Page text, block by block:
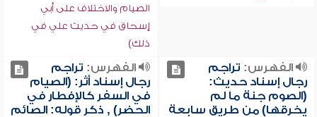
الصيام والاختلاف على أبي
إسحاق في حديث علي في
ذلك)
الفهرس: تراجم
رجال إسناد حديث:
(الصوم جنة ما لم
يخرقها) من طريق سابعة
الفهرس: تراجم
رجال إسناد أثر: (الصيام
في السفر كالإفطار في
الحضر) , ذكر قوله: الصائم